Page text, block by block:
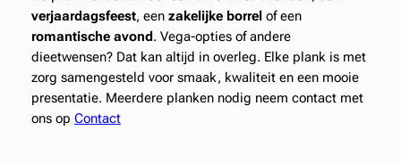
verjaardagsfeest, een zakelijke borrel of een
romantische avond . Vega-opties of andere
dieetwensen? Dat kan altijd in overleg. Elke plank is met
zorg samengesteld voor smaak, kwaliteit en een mooie
presentatie. Meerdere planken nodig neem contact met
ons op Contact